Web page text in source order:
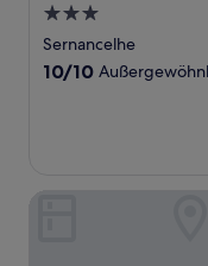
3.0-
Sterne-
Unterkunft
Sernancelhe
10.0
10/10